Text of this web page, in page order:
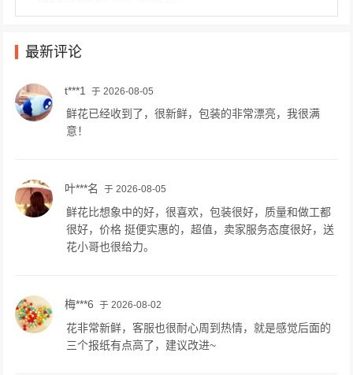
11 分店：绵竹市剑南镇天河路巧柒花坊
12 分店：伍城南路57号
最新评论
t***1 于 2026-08-05
鲜花已经收到了，很新鲜，包装的非常漂亮，我很满
意！
叶***名 于 2026-08-05
鲜花比想象中的好，很喜欢，包装很好，质量和做工都
很好，价格 挺便实惠的，超值，卖家服务态度很好，送
花小哥也很给力。
梅***6 于 2026-08-02
花非常新鲜，客服也很耐心周到热情，就是感觉后面的
三个报纸有点高了，建议改进~